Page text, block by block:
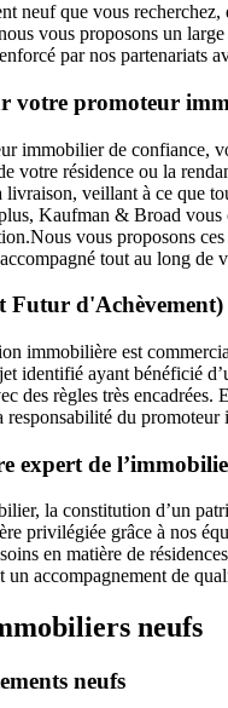
neuf que vous
vous proposons un
par nos partenariats
votre promoteur
immobilier de confiance,
votre résidence ou la
veillant à ce que
Kaufman & Broad
vous proposons
accompagné tout au long
Futur d'Achèvement)
immobilière est
identifié ayant bénéficié
des règles très
du promoteur
expert de
la constitution d’un
privilégiée grâce à nos
en matière de
un accompagnement de
neufs
neufs